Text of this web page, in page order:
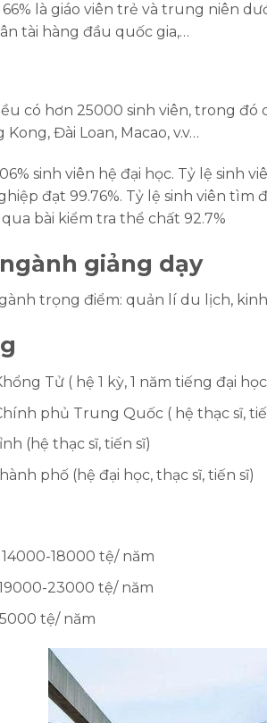
là giáo viên trẻ và trung niên
tài hàng đầu quốc gia,…
có hơn 25000 sinh viên, trong
Đài Loan, Macao, v.v…
sinh viên hệ đại học. Tỷ lệ sinh
đạt 99.76%. Tỷ lệ sinh viên tìm
bài kiểm tra thể chất 92.7%
giảng dạy
trọng điểm: quản lí du lịch,
Tử ( hệ 1 kỳ, 1 năm tiếng đại
phủ Trung Quốc ( hệ thạc sĩ,
(hệ thạc sĩ, tiến sĩ)
phố (hệ đại học, thạc sĩ, tiến sĩ)
14000-18000 tệ/ năm
23000 tệ/ năm
tệ/ năm